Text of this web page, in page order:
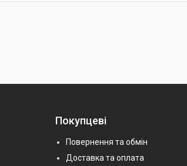
Покупцеві
Повернення та обмін
Доставка та оплата